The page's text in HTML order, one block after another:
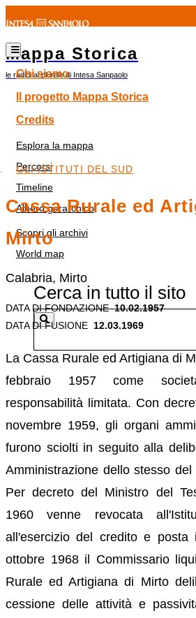
Mappa Storica
le radici al plurale di Intesa Sanpaolo
Chi siamo
Il progetto Mappa Storica
Credits
Esplora la mappa
Percorsi
Timeline
Albero gerarchico
Scopri gli archivi
World map
Cerca in tutto il sito
GLI ISTITUTI DEL SUD
Cassa Rurale ed
Mirto
Calabria, Mirto
DATA DI FONDAZIONE 10.02.1957
DATA DI FUSIONE 12.03.1969
La Cassa Rurale ed Artigiana di
febbraio 1957 come
responsabilità limitata. Con
novembre 1959, gli organi
furono sciolti in seguito alla
Amministrazione dello stesso
Per decreto del Ministro del
1960 venne revocata
all'esercizio del credito e posta
ottobre 1968 il Commissario
Rurale ed Artigiana di Mirto
cessione delle attività e